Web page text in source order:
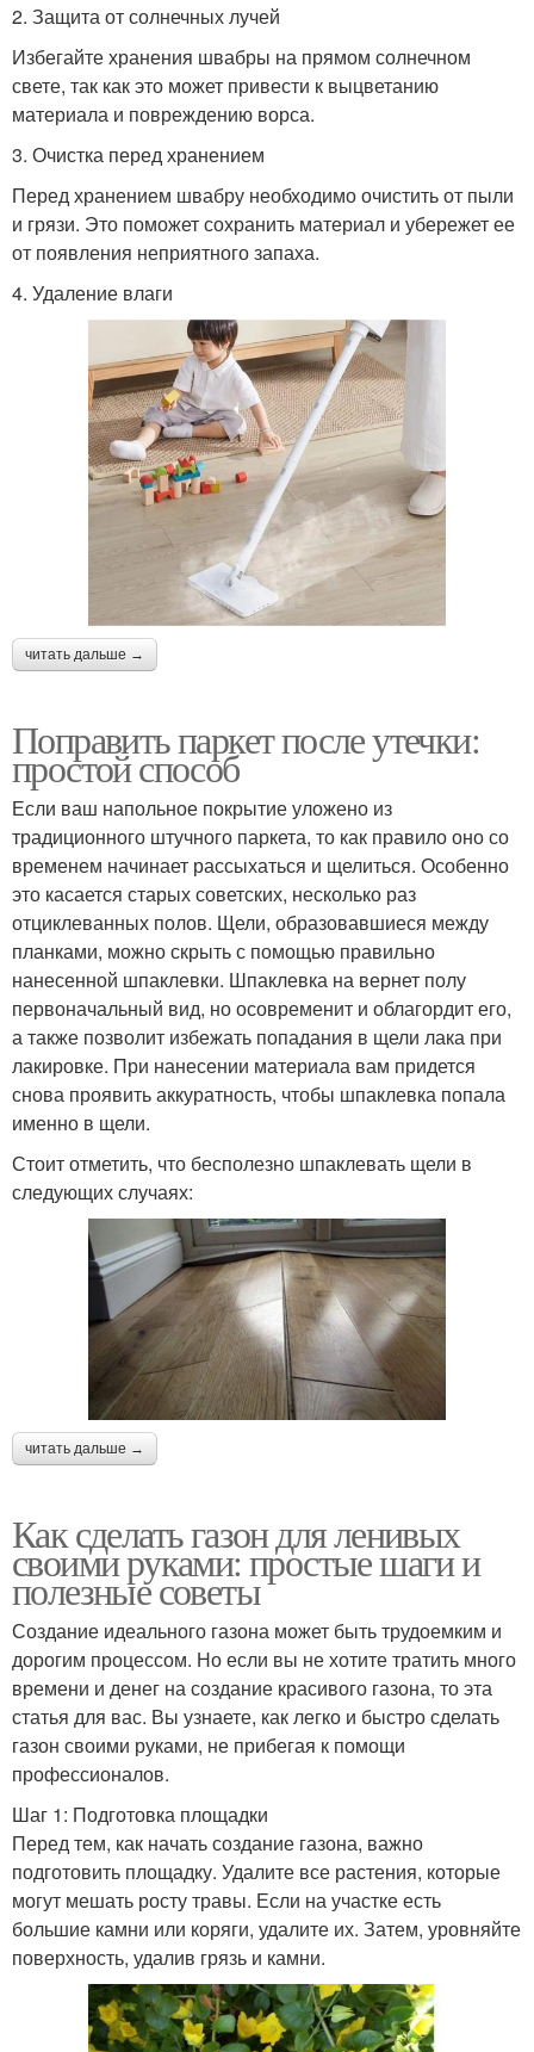
2. Защита от солнечных лучей
Избегайте хранения швабры на прямом солнечном
свете, так как это может привести к выцветанию
материала и повреждению ворса.
3. Очистка перед хранением
Перед хранением швабру необходимо очистить от пыли
и грязи. Это поможет сохранить материал и убережет ее
от появления неприятного запаха.
4. Удаление влаги
читать дальше →
Поправить паркет после утечки:
простой способ
Если ваш напольное покрытие уложено из
традиционного штучного паркета, то как правило оно со
временем начинает рассыхаться и щелиться. Особенно
это касается старых советских, несколько раз
отциклеванных полов. Щели, образовавшиеся между
планками, можно скрыть с помощью правильно
нанесенной шпаклевки. Шпаклевка на вернет полу
первоначальный вид, но осовременит и облагордит его,
а также позволит избежать попадания в щели лака при
лакировке. При нанесении материала вам придется
снова проявить аккуратность, чтобы шпаклевка попала
именно в щели.
Стоит отметить, что бесполезно шпаклевать щели в
следующих случаях:
читать дальше →
Как сделать газон для ленивых
своими руками: простые шаги и
полезные советы
Создание идеального газона может быть трудоемким и
дорогим процессом. Но если вы не хотите тратить много
времени и денег на создание красивого газона, то эта
статья для вас. Вы узнаете, как легко и быстро сделать
газон своими руками, не прибегая к помощи
профессионалов.
Шаг 1: Подготовка площадки
Перед тем, как начать создание газона, важно
подготовить площадку. Удалите все растения, которые
могут мешать росту травы. Если на участке есть
большие камни или коряги, удалите их. Затем, уровняйте
поверхность, удалив грязь и камни.